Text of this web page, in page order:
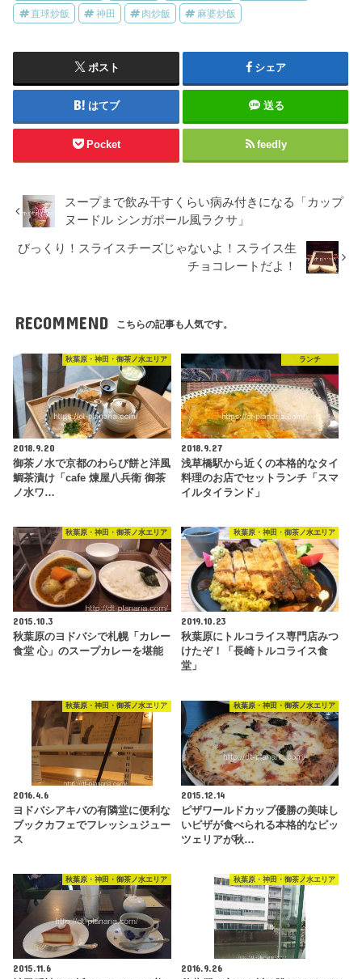
直球炒飯 神田 肉炒飯 麻婆炒飯
ポスト シェア
はてブ 送る
Pocket feedly
スープまで飲み干すくらい病み付きになる「カップ
ヌードル シンガポール風ラクサ」
びっくり！スライスチーズじゃないよ！スライス生
チョコレートだよ！
RECOMMEND こちらの記事も人気です。
秋葉原・神田・御茶ノ水エリア
2018.9.20
御茶ノ水で京都のわらび餅と洋風
鯛茶漬け「cafe 煉屋八兵衛 御茶
ノ水ワ…
ランチ
2018.9.27
浅草橋駅から近くの本格的なタイ
料理のお店でセットランチ「スマ
イルタイランド」
秋葉原・神田・御茶ノ水エリア
2015.10.3
秋葉原のヨドバシで札幌「カレー
食堂 心」のスープカレーを堪能
秋葉原・神田・御茶ノ水エリア
2019.10.23
秋葉原にトルコライス専門店みつ
けたぞ！「長崎トルコライス食
堂」
秋葉原・神田・御茶ノ水エリア
2016.4.6
ヨドバシアキバの有隣堂に便利な
ブックカフェでフレッシュジュー
ス
秋葉原・神田・御茶ノ水エリア
2015.12.14
ピザワールドカップ優勝の美味し
いピザが食べられる本格的なピッ
ツェリアが秋…
秋葉原・神田・御茶ノ水エリア
2015.11.6
秋葉原・神田・御茶ノ水エリア
2016.9.26